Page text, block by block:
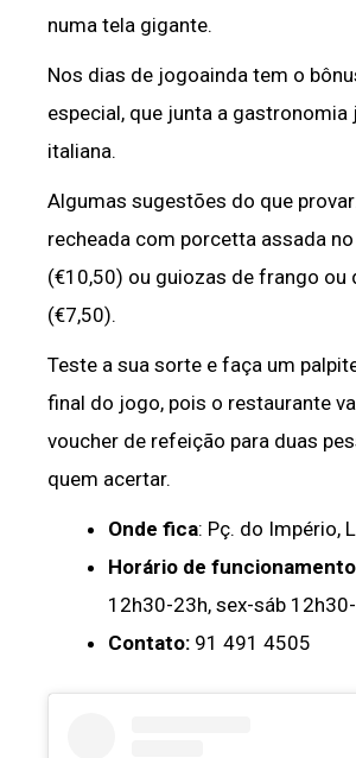
numa tela gigante.
Nos dias de jogoainda tem o
especial, que junta a gastronomia
italiana.
Algumas sugestões do que
recheada com porcetta assada
(€10,50) ou guiozas de frango ou
(€7,50).
Teste a sua sorte e faça um
final do jogo, pois o restaurante
voucher de refeição para duas
quem acertar.
Onde fica: Pç. do Império,
Horário de
12h30-23h, sex-sáb
Contato: 91 491 4505